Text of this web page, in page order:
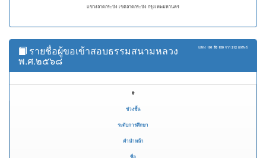
แขวงลาดกระบัง เขตลาดกระบัง กรุงเทพมหานคร
แสดง 101 ถึง 150 จาก 212 ผลลัพธ์
รายชื่อผู้ขอเข้าสอบธรรมสนามหลวง
พ.ศ.๒๕๖๘
#
ช่วงชั้น
ระดับการศึกษา
คำนำหน้า
ชื่อ